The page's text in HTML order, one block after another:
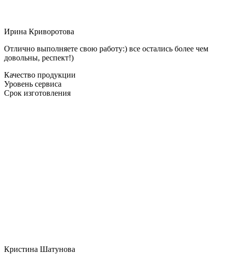
Ирина Криворотова
Отлично выполняете свою работу:) все остались более чем
довольны, респект!)
Качество продукции
Уровень сервиса
Срок изготовления
Кристина Шатунова